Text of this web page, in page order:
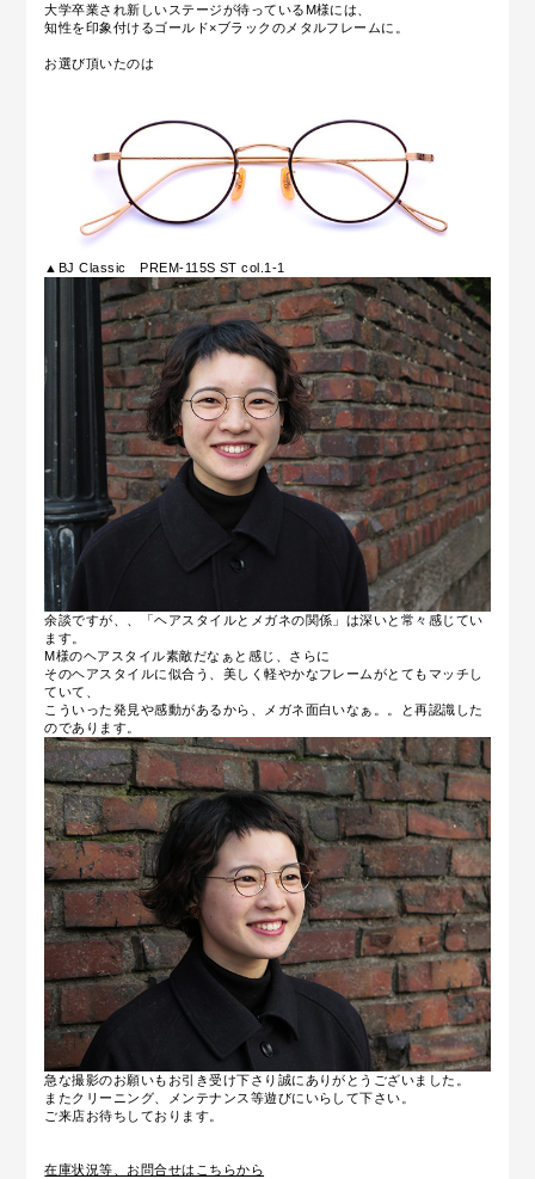
大学卒業され新しいステージが待っているM様には、
知性を印象付けるゴールド×ブラックのメタルフレームに。
お選び頂いたのは
▲BJ Classic PREM-115S ST col.1-1
余談ですが、、「ヘアスタイルとメガネの関係」は深いと常々感じてい
ます。
M様のヘアスタイル素敵だなぁと感じ、さらに
そのヘアスタイルに似合う、美しく軽やかなフレームがとてもマッチし
ていて、
こういった発見や感動があるから、メガネ面白いなぁ。。と再認識した
のであります。
急な撮影のお願いもお引き受け下さり誠にありがとうございました。
またクリーニング、メンテナンス等遊びにいらして下さい。
ご来店お待ちしております。
在庫状況等、お問合せはこちらから